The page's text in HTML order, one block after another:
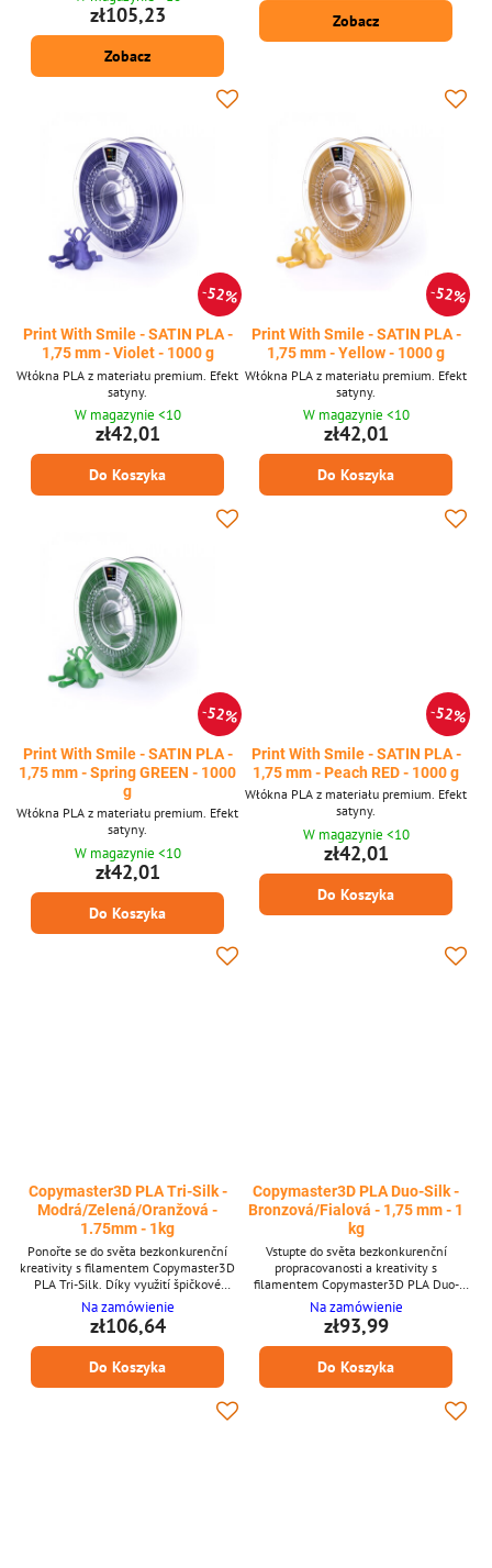
zł105,23
Zobacz
Zobacz
52%
Print With Smile - SATIN PLA -
1,75 mm - Violet - 1000 g
Włókna PLA z materiału premium. Efekt
satyny.
W magazynie <10
zł42,01
Do Koszyka
52%
Print With Smile - SATIN PLA -
1,75 mm - Yellow - 1000 g
Włókna PLA z materiału premium. Efekt
satyny.
W magazynie <10
zł42,01
Do Koszyka
52%
Print With Smile - SATIN PLA -
1,75 mm - Spring GREEN - 1000
g
Włókna PLA z materiału premium. Efekt
satyny.
W magazynie <10
zł42,01
Do Koszyka
52%
Print With Smile - SATIN PLA -
1,75 mm - Peach RED - 1000 g
Włókna PLA z materiału premium. Efekt
satyny.
W magazynie <10
zł42,01
Do Koszyka
Copymaster3D PLA Tri-Silk -
Modrá/Zelená/Oranžová -
1.75mm - 1kg
Ponořte se do světa bezkonkurenční
kreativity s filamentem Copymaster3D
PLA Tri-Silk. Díky využití špičkové
technologie Tri-Silk tento filament
plynule proplétá tři zářivé barvy do
jediného vlákna, což vám umožní
vytvářet výtisky, které s každou vrstvou
předvádějí fascinující symfonii trojtónové
brilance. Hlavní vlastnosti Technologie
Tri-Silk Hedvábně jemná textura Vysoce
Na zamówienie
zł106,64
Do Koszyka
Copymaster3D PLA Duo-Silk -
Bronzová/Fialová - 1,75 mm - 1
kg
Vstupte do světa bezkonkurenční
propracovanosti a kreativity s
filamentem Copymaster3D PLA Duo-
Silk. Unikátně navržen s inovativní
technologií Duo-Silk, tento filament
hladce protkává dvě doplňkové barvy do
jednoho vlákna, čímž vytváří výtisky,
které představují harmonické spojení
dvoubarevné brilance s každou vrstvou.
Hedvábně hladká textura Vysoce
Na zamówienie
zł93,99
Do Koszyka